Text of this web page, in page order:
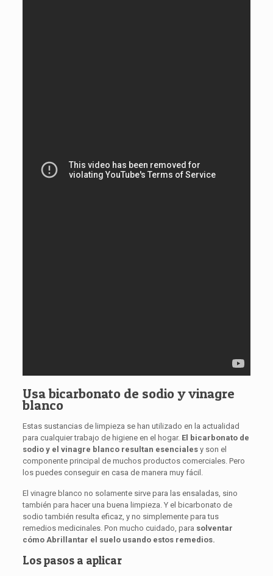
Usa bicarbonato de sodio y vinagre
blanco
Estas sustancias de limpieza se han utilizado en la actualidad
para cualquier trabajo de higiene en el hogar. El bicarbonato de
sodio y el vinagre blanco resultan esencialesy son el
componente principal de muchos productos comerciales. Pero
los puedes conseguir en casa de manera muy fácil.
El vinagre blanco no solamente sirve para las ensaladas, sino
también para hacer una buena limpieza. Y el bicarbonato de
sodio también resulta eficaz, y no simplemente para tus
remedios medicinales. Pon mucho cuidado, para solventar
cómo Abrillantar el suelo usando estos remedios.
Los pasos a aplicar